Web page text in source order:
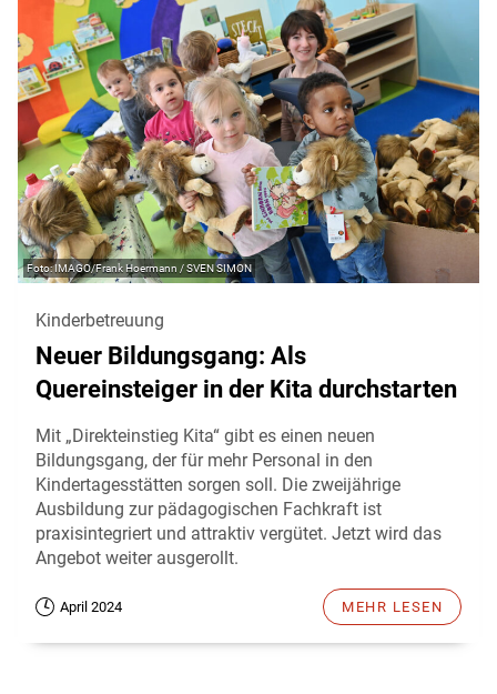
IMAGO/Frank Hoermann / SVEN SIMON
Kinderbetreuung
Neuer Bildungsgang: Als
Quereinsteiger in der Kita durchstarten
Mit „Direkteinstieg Kita“ gibt es einen neuen
Bildungsgang, der für mehr Personal in den
Kindertagesstätten sorgen soll. Die zweijährige
Ausbildung zur pädagogischen Fachkraft ist
praxisintegriert und attraktiv vergütet. Jetzt wird das
Angebot weiter ausgerollt.
April 2024 MEHR LESEN